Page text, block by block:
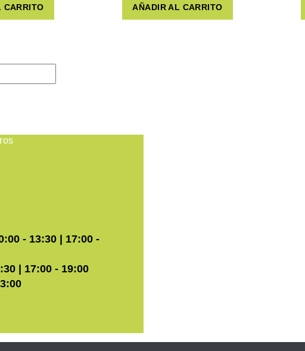
CARRITO AÑADIR AL CARRITO
- 13:30 | 17:00 -
| 17:00 - 19:00